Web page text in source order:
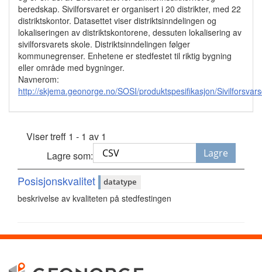
beredskap. Sivilforsvaret er organisert i 20 distrikter, med 22
distriktskontor. Datasettet viser distriktsinndelingen og
lokaliseringen av distriktskontorene, dessuten lokalisering av
sivilforsvarets skole. Distriktsinndelingen følger
kommunegrenser. Enhetene er stedfestet til riktig bygning
eller område med bygninger.
Navnerom:
http://skjema.geonorge.no/SOSI/produktspesifikasjon/
Viser treff 1 - 1 av 1
Lagre som:
Lagre
Posisjonskvalitet datatype
beskrivelse av kvaliteten på stedfestingen